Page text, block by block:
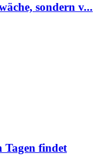
sondern v...
findet